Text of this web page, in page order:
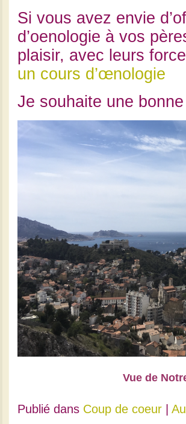
Si vous avez envie
d’oenologie à vos
plaisir, avec leurs
un cours d’œnologie
Je souhaite une
Vue de
Publié dans Coup de coeur|